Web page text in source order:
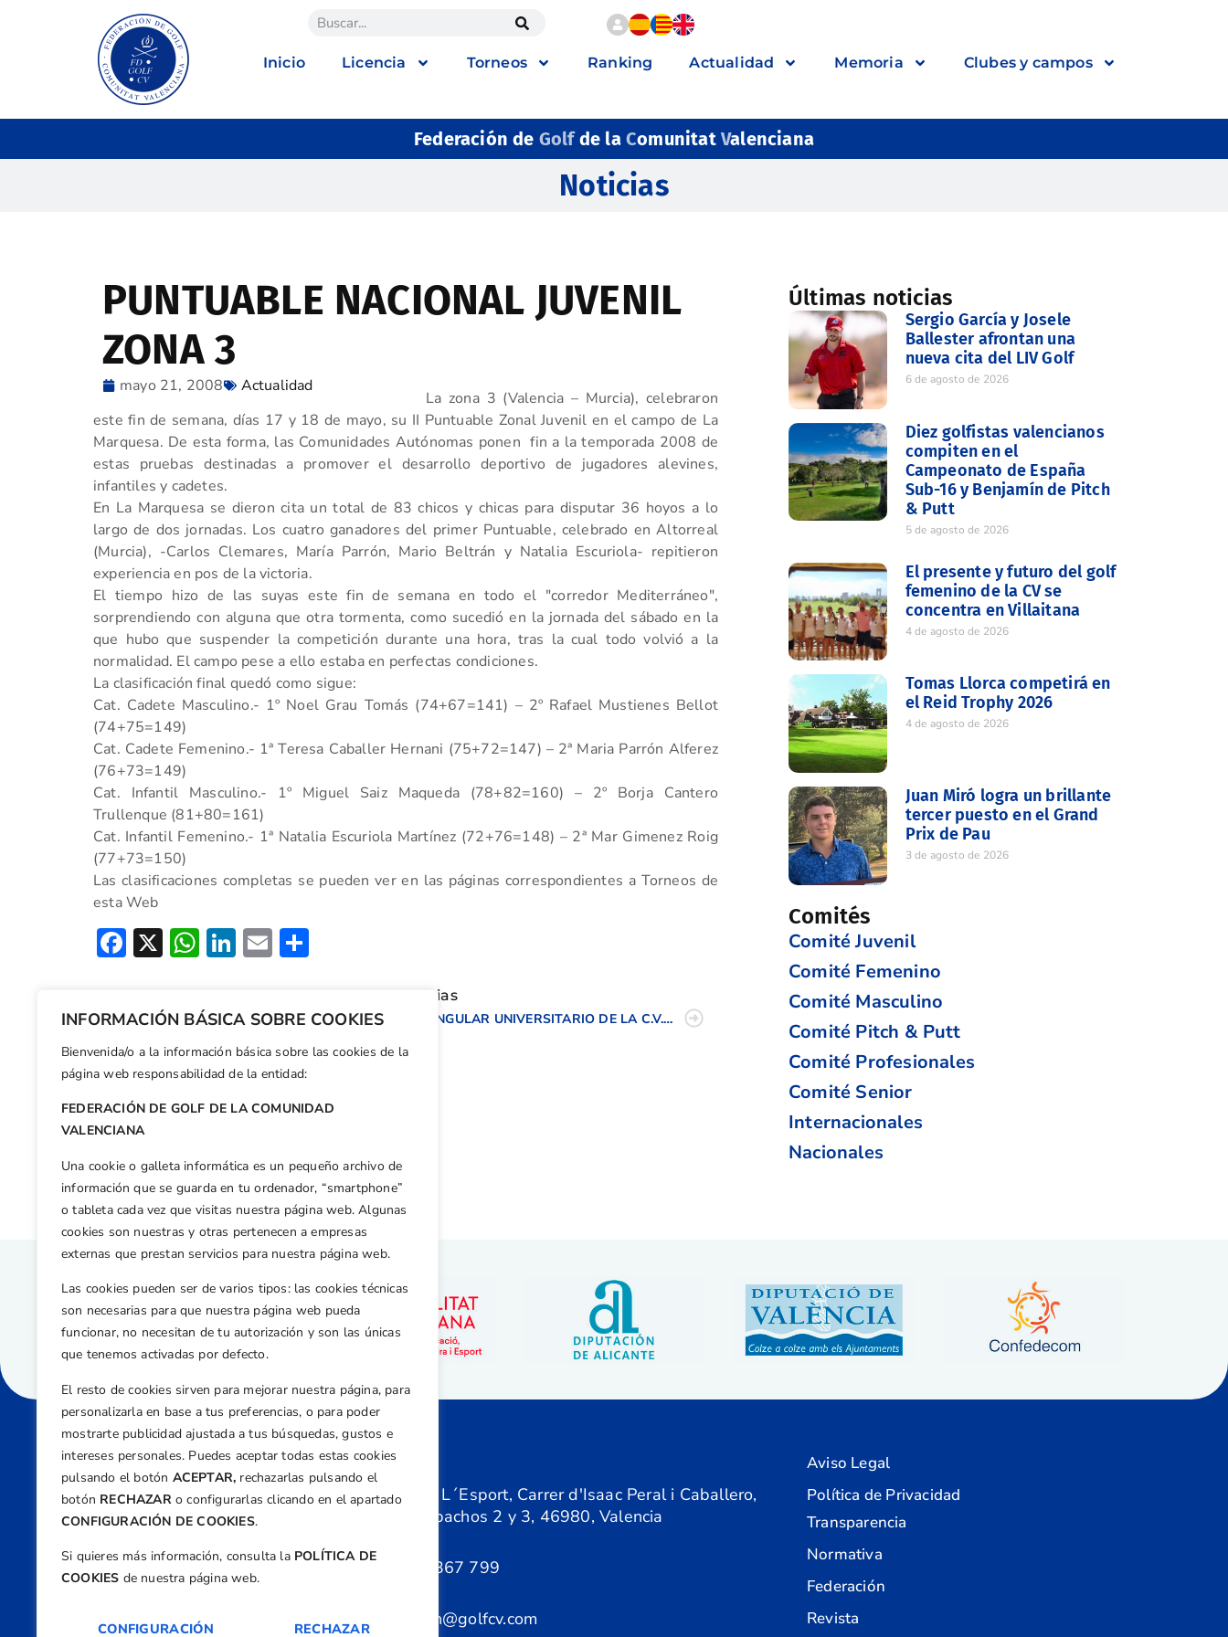
INFORMACIÓN BÁSICA SOBRE COOKIES
Bienvenida/o a la información básica sobre las cookies de la
página web responsabilidad de la entidad:
FEDERACIÓN DE GOLF DE LA COMUNIDAD
VALENCIANA
Una cookie o galleta informática es un pequeño archivo de
información que se guarda en tu ordenador, “smartphone”
o tableta cada vez que visitas nuestra página web. Algunas
cookies son nuestras y otras pertenecen a empresas
externas que prestan servicios para nuestra página web.
Las cookies pueden ser de varios tipos: las cookies técnicas
son necesarias para que nuestra página web pueda
funcionar, no necesitan de tu autorización y son las únicas
que tenemos activadas por defecto.
El resto de cookies sirven para mejorar nuestra página, para
personalizarla en base a tus preferencias, o para poder
mostrarte publicidad ajustada a tus búsquedas, gustos e
intereses personales. Puedes aceptar todas estas cookies
pulsando el botón ACEPTAR, rechazarlas pulsando el
botón RECHAZARo configurarlas clicando en el apartado
CONFIGURACIÓN DE COOKIES.
Si quieres más información, consulta la POLÍTICA DE
COOKIES de nuestra página web.
CONFIGURACIÓN RECHAZAR
Inicio Licencia Torneos Ranking Actualidad Memoria Clubes y campos
Federación de Golfde la ComunitatValenciana
Noticias
PUNTUABLE NACIONAL JUVENIL
ZONA 3
mayo 21, 2008 Actualidad
La zona 3 (Valencia – Murcia), celebraron
este fin de semana, días 17 y 18 de mayo, su II Puntuable Zonal Juvenil en el campo de La
Marquesa. De esta forma, las Comunidades Autónomas ponen fin a la temporada 2008 de
estas pruebas destinadas a promover el desarrollo deportivo de jugadores alevines,
infantiles y cadetes.
En La Marquesa se dieron cita un total de 83 chicos y chicas para disputar 36 hoyos a lo
largo de dos jornadas. Los cuatro ganadores del primer Puntuable, celebrado en Altorreal
(Murcia), -Carlos Clemares, María Parrón, Mario Beltrán y Natalia Escuriola- repitieron
experiencia en pos de la victoria.
El tiempo hizo de las suyas este fin de semana en todo el "corredor Mediterráneo",
sorprendiendo con alguna que otra tormenta, como sucedió en la jornada del sábado en la
que hubo que suspender la competición durante una hora, tras la cual todo volvió a la
normalidad. El campo pese a ello estaba en perfectas condiciones.
La clasificación final quedó como sigue:
Cat. Cadete Masculino.- 1º Noel Grau Tomás (74+67=141) – 2º Rafael Mustienes Bellot
(74+75=149)
Cat. Cadete Femenino.- 1ª Teresa Caballer Hernani (75+72=147) – 2ª Maria Parrón Alferez
(76+73=149)
Cat. Infantil Masculino.- 1º Miguel Saiz Maqueda (78+82=160) – 2º Borja Cantero
Trullenque (81+80=161)
Cat. Infantil Femenino.- 1ª Natalia Escuriola Martínez (72+76=148) – 2ª Mar Gimenez Roig
(77+73=150)
Las clasificaciones completas se pueden ver en las páginas correspondientes a Torneos de
esta Web
Facebook
X WhatsApp
LinkedIn
Email
Otras noticias
CAMPEONATO DOBLES MIXTO DE LA C.V.
TRIANGULAR UNIVERSITARIO DE LA C.V. (III)
Últimas noticias
Sergio García y Josele
Ballester afrontan una
nueva cita del LIV Golf
6 de agosto de 2026
Diez golfistas valencianos
compiten en el
Campeonato de España
Sub-16 y Benjamín de Pitch
& Putt
5 de agosto de 2026
El presente y futuro del golf
femenino de la CV se
concentra en Villaitana
4 de agosto de 2026
Tomas Llorca competirá en
el Reid Trophy 2026
4 de agosto de 2026
Juan Miró logra un brillante
tercer puesto en el Grand
Prix de Pau
3 de agosto de 2026
Comités
Comité Juvenil
Comité Femenino
Comité Masculino
Comité Pitch & Putt
Comité Profesionales
Comité Senior
Internacionales
Nacionales
Centre de L´Esport, Carrer d'Isaac Peral i Caballero,
Nº 5, Despachos 2 y 3, 46980, Valencia
+34 961 367 799
federacion@golfcv.com
Aviso Legal
Política de Privacidad
Transparencia
Normativa
Federación
Revista